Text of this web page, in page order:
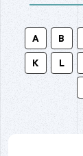
A B
K L